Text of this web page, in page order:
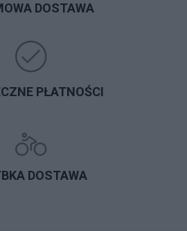
DOSTAWA
PŁATNOŚCI
DOSTAWA